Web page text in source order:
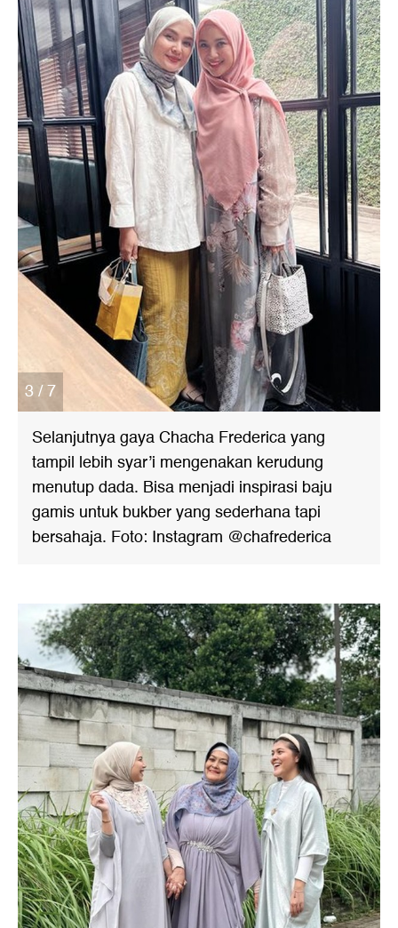
3 / 7
Selanjutnya gaya Chacha Frederica yang
tampil lebih syar’i mengenakan kerudung
menutup dada. Bisa menjadi inspirasi baju
gamis untuk bukber yang sederhana tapi
bersahaja. Foto: Instagram @chafrederica